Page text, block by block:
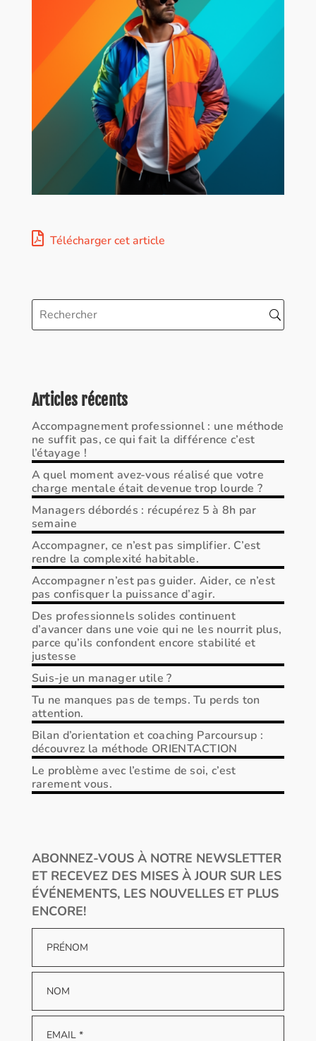
Télécharger cet article
Articles récents
Accompagnement professionnel : une méthode
ne suffit pas, ce qui fait la différence c’est
l’étayage !
A quel moment avez-vous réalisé que votre
charge mentale était devenue trop lourde ?
Managers débordés : récupérez 5 à 8h par
semaine
Accompagner, ce n’est pas simplifier. C’est
rendre la complexité habitable.
Accompagner n’est pas guider. Aider, ce n’est
pas confisquer la puissance d’agir.
Des professionnels solides continuent
d’avancer dans une voie qui ne les nourrit plus,
parce qu’ils confondent encore stabilité et
justesse
Suis-je un manager utile ?
Tu ne manques pas de temps. Tu perds ton
attention.
Bilan d’orientation et coaching Parcoursup :
découvrez la méthode ORIENTACTION
Le problème avec l’estime de soi, c’est
rarement vous.
ABONNEZ-VOUS À NOTRE NEWSLETTER
ET RECEVEZ DES MISES À JOUR SUR LES
ÉVÉNEMENTS, LES NOUVELLES ET PLUS
ENCORE!